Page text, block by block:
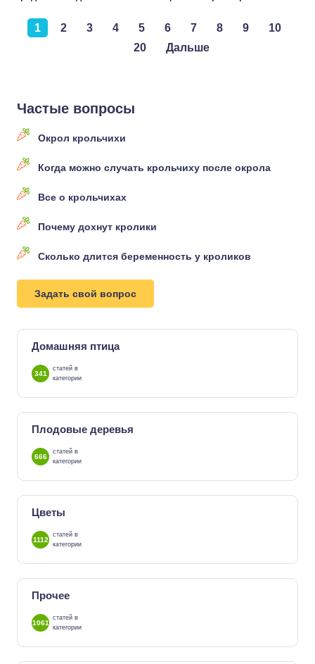
1 2 3 4 5 6 7 8 9
10
20 Дальше
Частые вопросы
Окрол крольчихи
Когда можно случать крольчиху после окрола
Все о крольчихах
Почему дохнут кролики
Сколько длится беременность у кроликов
Задать свой вопрос
Домашняя птица
341
статей в
категории
Плодовые деревья
666
статей в
категории
Цветы
1112
статей в
категории
Прочее
1061
статей в
категории